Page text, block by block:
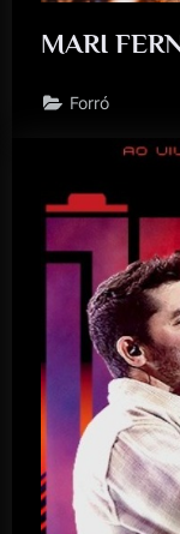
MARI
Forró